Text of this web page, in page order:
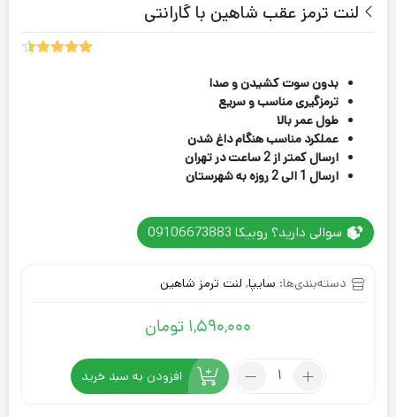
لنت ترمز عقب شاهین با گارانتی
بدون سوت کشیدن و صدا
ترمزگیری مناسب و سریع
طول عمر بالا
عملکرد مناسب هنگام داغ شدن
ارسال کمتر از 2 ساعت در تهران
ارسال 1 الی 2 روزه به شهرستان
سوالی دارید؟ روبیکا 09106673883
دسته‌بندی‌ها: سایپا, لنت ترمز شاهین
1,590,000 تومان
تعداد:
افزودن به سبد خرید